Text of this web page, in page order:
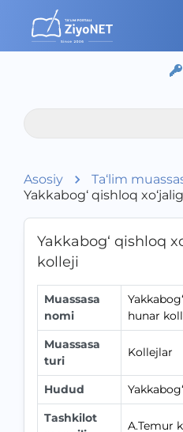
Asosiy
Ta‘lim
Yakkabog‘ qishloq
Yakkabog‘ qishloq
kolleji
Muassasa
nomi
hunar
Muassasa
turi
Kollejlar
Hudud
Tashkilot
A.Temur